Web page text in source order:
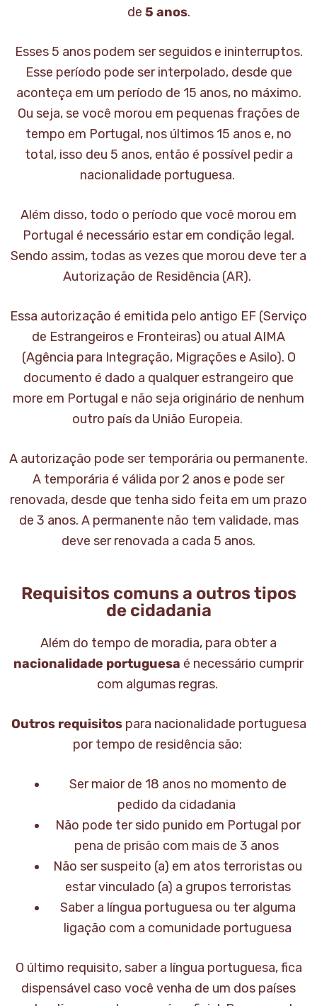
de 5 anos.
Esses 5 anos podem ser seguidos e ininterruptos.
Esse período pode ser interpolado, desde que
aconteça em um período de 15 anos, no máximo.
Ou seja, se você morou em pequenas frações de
tempo em Portugal, nos últimos 15 anos e, no
total, isso deu 5 anos, então é possível pedir a
nacionalidade portuguesa.
Além disso, todo o período que você morou em
Portugal é necessário estar em condição legal.
Sendo assim, todas as vezes que morou deve ter a
Autorização de Residência (AR).
Essa autorização é emitida pelo antigo EF (Serviço
de Estrangeiros e Fronteiras) ou atual AIMA
(Agência para Integração, Migrações e Asilo). O
documento é dado a qualquer estrangeiro que
more em Portugal e não seja originário de nenhum
outro país da União Europeia.
A autorização pode ser temporária ou permanente.
A temporária é válida por 2 anos e pode ser
renovada, desde que tenha sido feita em um prazo
de 3 anos. A permanente não tem validade, mas
deve ser renovada a cada 5 anos.
Requisitos comuns a outros tipos
de cidadania
Além do tempo de moradia, para obter a
nacionalidade portuguesa é necessário cumprir
com algumas regras.
Outros requisitospara nacionalidade portuguesa
por tempo de residência são:
Ser maior de 18 anos no momento de
pedido da cidadania
Não pode ter sido punido em Portugal por
pena de prisão com mais de 3 anos
Não ser suspeito (a) em atos terroristas ou
estar vinculado (a) a grupos terroristas
Saber a língua portuguesa ou ter alguma
ligação com a comunidade portuguesa
O último requisito, saber a língua portuguesa, fica
dispensável caso você venha de um dos países